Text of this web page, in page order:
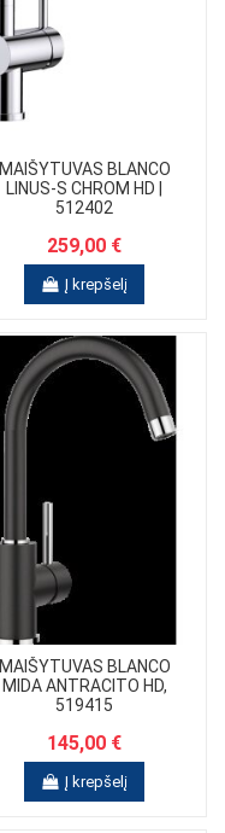
MAIŠYTUVAS BLANCO
LINUS-S CHROM HD |
512402
259,00 €
Į krepšelį
MAIŠYTUVAS BLANCO
MIDA ANTRACITO HD,
519415
145,00 €
Į krepšelį